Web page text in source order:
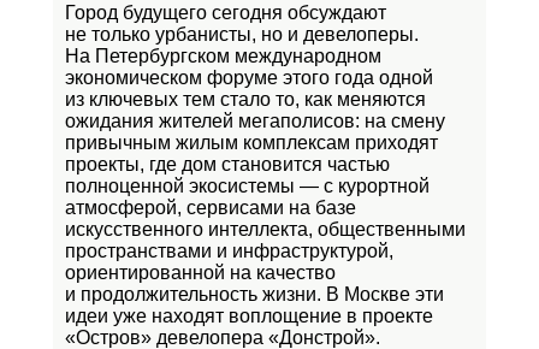
Город будущего сегодня обсуждают
не только урбанисты, но и девелоперы.
На Петербургском международном
экономическом форуме этого года одной
из ключевых тем стало то, как меняются
ожидания жителей мегаполисов: на смену
привычным жилым комплексам приходят
проекты, где дом становится частью
полноценной экосистемы — с курортной
атмосферой, сервисами на базе
искусственного интеллекта, общественными
пространствами и инфраструктурой,
ориентированной на качество
и продолжительность жизни. В Москве эти
идеи уже находят воплощение в проекте
«Остров» девелопера «Донстрой».